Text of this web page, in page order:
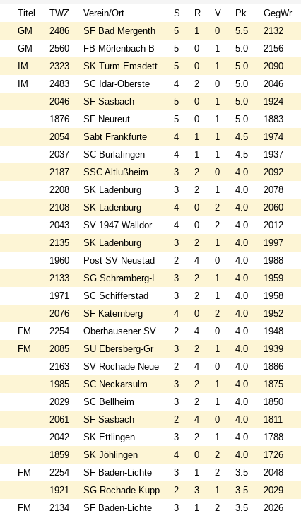
Titel TWZ Verein/Ort S R V Pk. GegWr
GM 2486 SF Bad Mergenth 5 1 0 5.5 2132
GM 2560 FB Mörlenbach-B 5 0 1 5.0 2156
IM 2323 SK Turm Emsdett 5 0 1 5.0 2090
IM 2483 SC Idar-Oberste 4 2 0 5.0 2046
2046 SF Sasbach 5 0 1 5.0 1924
1876 SF Neureut 5 0 1 5.0 1883
2054 Sabt Frankfurte 4 1 1 4.5 1974
2037 SC Burlafingen 4 1 1 4.5 1937
2187 SSC Altlußheim 3 2 0 4.0 2092
2208 SK Ladenburg 3 2 1 4.0 2078
2108 SK Ladenburg 4 0 2 4.0 2060
2043 SV 1947 Walldor 4 0 2 4.0 2012
2135 SK Ladenburg 3 2 1 4.0 1997
1960 Post SV Neustad 2 4 0 4.0 1988
2133 SG Schramberg-L 3 2 1 4.0 1959
1971 SC Schifferstad 3 2 1 4.0 1958
2076 SF Katernberg 4 0 2 4.0 1952
FM 2254 Oberhausener SV 2 4 0 4.0 1948
FM 2085 SU Ebersberg-Gr 3 2 1 4.0 1939
2163 SV Rochade Neue 2 4 0 4.0 1886
1985 SC Neckarsulm 3 2 1 4.0 1875
2029 SC Bellheim 3 2 1 4.0 1850
2061 SF Sasbach 2 4 0 4.0 1811
2042 SK Ettlingen 3 2 1 4.0 1788
1859 SK Jöhlingen 4 0 2 4.0 1726
FM 2254 SF Baden-Lichte 3 1 2 3.5 2048
1921 SG Rochade Kupp 2 3 1 3.5 2029
FM 2134 SF Baden-Lichte 3 1 2 3.5 2026